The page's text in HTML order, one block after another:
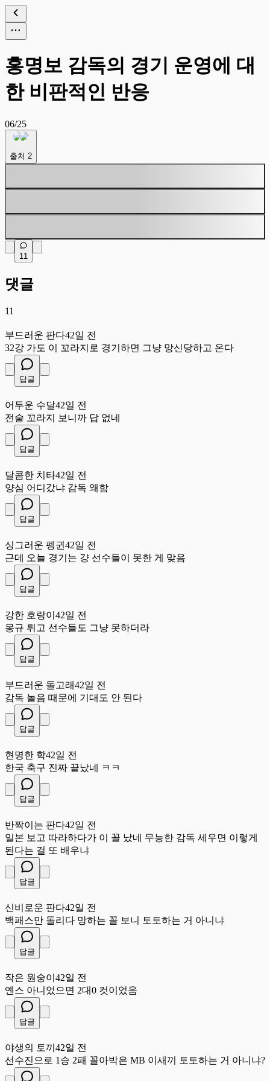
홍명보 감독의 경기 운영에 대
한 비판적인 반응
06/25
출처 2
11
댓글
11
부드러운 판다42일 전
32강 가도 이 꼬라지로 경기하면 그냥 망신당하고 온다
답글
어두운 수달42일 전
전술 꼬라지 보니까 답 없네
답글
달콤한 치타42일 전
양심 어디갔냐 감독 왜함
답글
싱그러운 펭귄 42일 전
근데 오늘 경기는 걍 선수들이 못한 게 맞음
답글
강한 호랑이 42일 전
몽규 튀고 선수들도 그냥 못하더라
답글
부드러운 돌고래42일 전
감독 놀음 때문에 기대도 안 된다
답글
현명한 학42일 전
한국 축구 진짜 끝났네 ㅋㅋ
답글
반짝이는 판다42일 전
일본 보고 따라하다가 이 꼴 났네 무능한 감독 세우면 이렇게
된다는 걸 또 배우냐
답글
신비로운 판다42일 전
백패스만 돌리다 망하는 꼴 보니 토토하는 거 아니냐
답글
작은 원숭이 42일 전
옌스 아니었으면 2대0 컷이었음
답글
야생의 토끼 42일 전
선수진으로 1승 2패 꼴아박은 MB 이새끼 토토하는 거 아니냐?